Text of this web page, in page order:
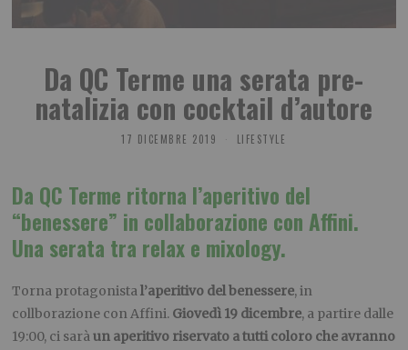
Da QC Terme una serata pre-
natalizia con cocktail d’autore
17 DICEMBRE 2019 LIFESTYLE
Da QC Terme ritorna l’aperitivo del
“benessere” in collaborazione con Affini.
Una serata tra relax e mixology.
Torna protagonistal’aperitivo del benessere, in
collborazione con Affini. Giovedì 19 dicembre, a partire dalle
19:00, ci saràun aperitivo riservato a tutti coloro che avranno